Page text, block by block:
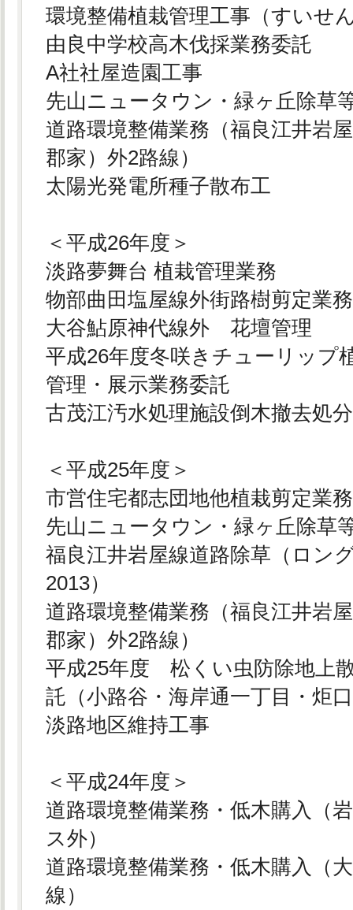
環境整備植栽管理工事（すいせ
由良中学校高木伐採業務委託
A社社屋造園工事
先山ニュータウン・緑ヶ丘除草
道路環境整備業務（福良江井岩
郡家）外2路線）
太陽光発電所種子散布工
＜平成26年度＞
淡路夢舞台 植栽管理業務
物部曲田塩屋線外街路樹剪定業
大谷鮎原神代線外 花壇管理
平成26年度冬咲きチューリップ
管理・展示業務委託
古茂江汚水処理施設倒木撤去処
＜平成25年度＞
市営住宅都志団地他植栽剪定業
先山ニュータウン・緑ヶ丘除草
福良江井岩屋線道路除草（ロン
2013）
道路環境整備業務（福良江井岩
郡家）外2路線）
平成25年度 松くい虫防除地上
託（小路谷・海岸通一丁目・炬
淡路地区維持工事
＜平成24年度＞
道路環境整備業務・低木購入（
ス外）
道路環境整備業務・低木購入（
線）